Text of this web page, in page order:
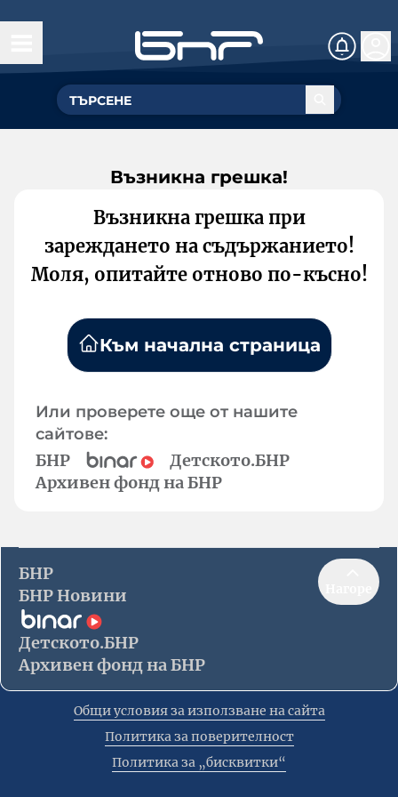
Възникна грешка!
Възникна грешка при
зареждането на съдържанието!
Моля, опитайте отново по-късно!
Към начална страница
Или проверете още от нашите
сайтове:
БНР
Детското.БНР
Архивен фонд на БНР
БНР
БНР Новини
Детското.БНР
Архивен фонд на БНР
Общи условия за използване на сайта
Политика за поверителност
Политика за „бисквитки“